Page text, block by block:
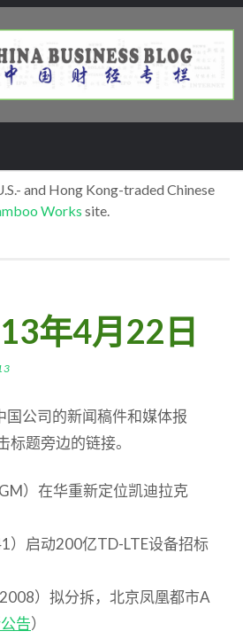
and Hong Kong-traded Chinese
Works site.
年4月22日
国公司的新闻稿件和媒体报
标题旁边的链接。
GM）在华重新定位凯迪拉克
）启动200亿TD-LTE设备招标
2008）拟分拆，北京凤凰都市A
告）